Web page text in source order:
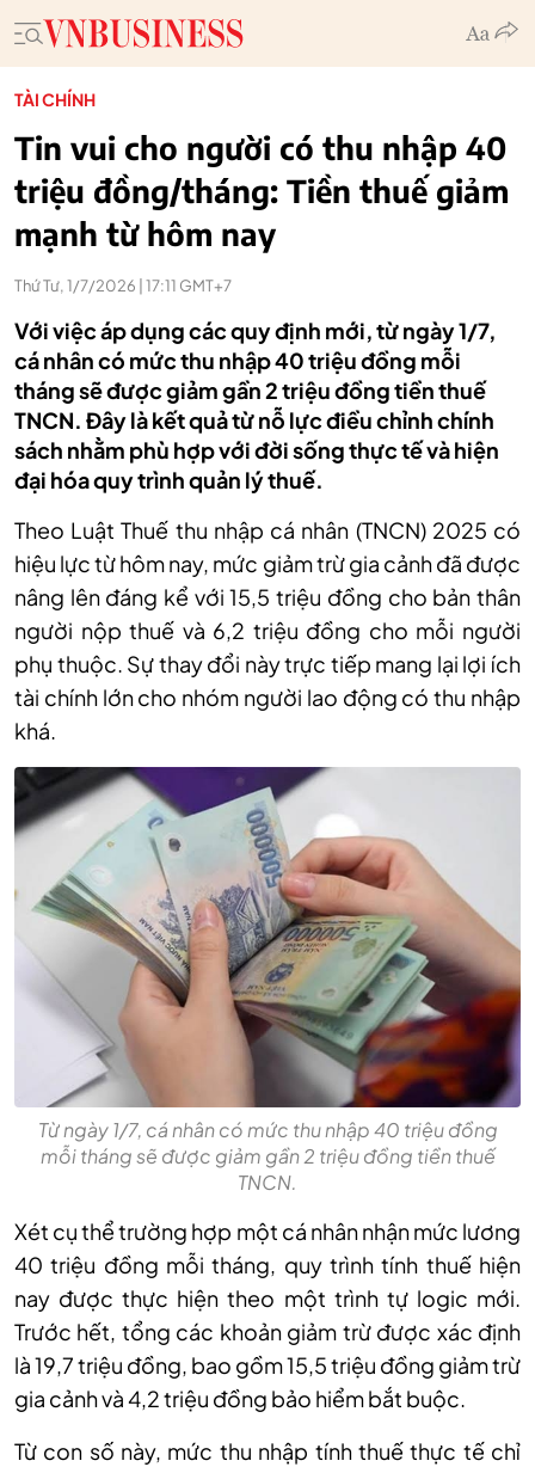
TÀI CHÍNH
Tin vui cho người có thu nhập 40
triệu đồng/tháng: Tiền thuế giảm
mạnh từ hôm nay
Thứ Tư, 1/7/2026 | 17:11 GMT+7
Với việc áp dụng các quy định mới, từ ngày 1/7,
cá nhân có mức thu nhập 40 triệu đồng mỗi
tháng sẽ được giảm gần 2 triệu đồng tiền thuế
TNCN. Đây là kết quả từ nỗ lực điều chỉnh chính
sách nhằm phù hợp với đời sống thực tế và hiện
đại hóa quy trình quản lý thuế.
Theo Luật Thuế thu nhập cá nhân (TNCN) 2025 có
hiệu lực từ hôm nay, mức giảm trừ gia cảnh đã được
nâng lên đáng kể với 15,5 triệu đồng cho bản thân
người nộp thuế và 6,2 triệu đồng cho mỗi người
phụ thuộc. Sự thay đổi này trực tiếp mang lại lợi ích
tài chính lớn cho nhóm người lao động có thu nhập
khá.
Từ ngày 1/7, cá nhân có mức thu nhập 40 triệu đồng
mỗi tháng sẽ được giảm gần 2 triệu đồng tiền thuế
TNCN.
Xét cụ thể trường hợp một cá nhân nhận mức lương
40 triệu đồng mỗi tháng, quy trình tính thuế hiện
nay được thực hiện theo một trình tự logic mới.
Trước hết, tổng các khoản giảm trừ được xác định
là 19,7 triệu đồng, bao gồm 15,5 triệu đồng giảm trừ
gia cảnh và 4,2 triệu đồng bảo hiểm bắt buộc.
Từ con số này, mức thu nhập tính thuế thực tế chỉ